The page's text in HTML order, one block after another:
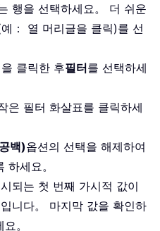
행을 선택하세요。 더 쉬운
： 열 머리글을 클릭)를 선
클릭한 후필터를 선택하세
은 필터 화살표를 클릭하세
백)옵션의 선택을 해제하여
세요。
되는 첫 번째 가시적 값이
니다。 마지막 값을 확인하
。